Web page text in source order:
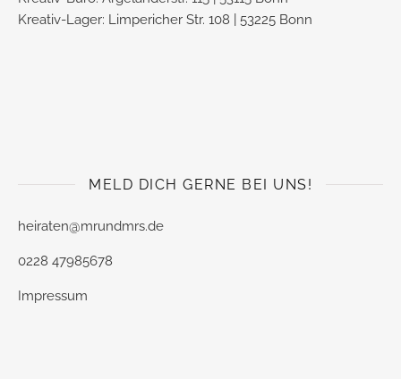
Kreativ-Lager: Limpericher Str. 108 | 53225 Bonn
MELD DICH GERNE BEI UNS!
heiraten@mrundmrs.de
0228 47985678
Impressum